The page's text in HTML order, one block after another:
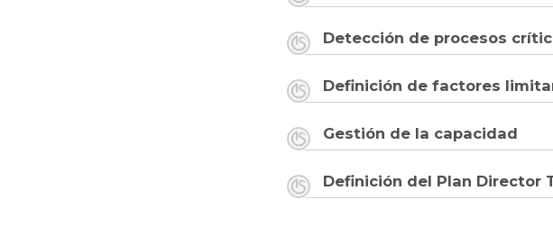
Detección de procesos
Definición de factores
Gestión de la capacidad
Definición del Plan Director